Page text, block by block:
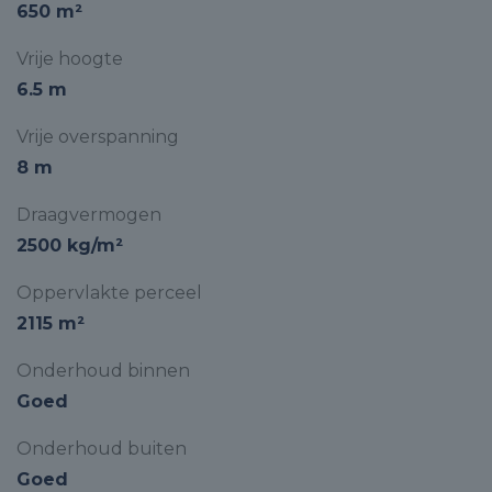
650 m²
Vrije hoogte
6.5 m
Vrije overspanning
8 m
Draagvermogen
2500 kg/m²
Oppervlakte perceel
2115 m²
Onderhoud binnen
Goed
Onderhoud buiten
Goed